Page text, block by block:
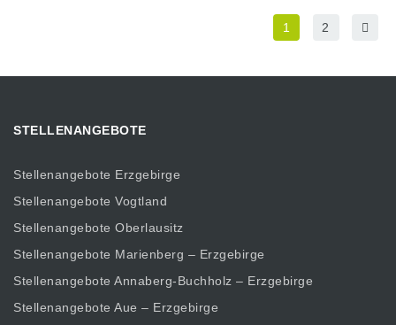
1 2
STELLENANGEBOTE
Stellenangebote Erzgebirge
Stellenangebote Vogtland
Stellenangebote Oberlausitz
Stellenangebote Marienberg – Erzgebirge
Stellenangebote Annaberg-Buchholz – Erzgebirge
Stellenangebote Aue – Erzgebirge